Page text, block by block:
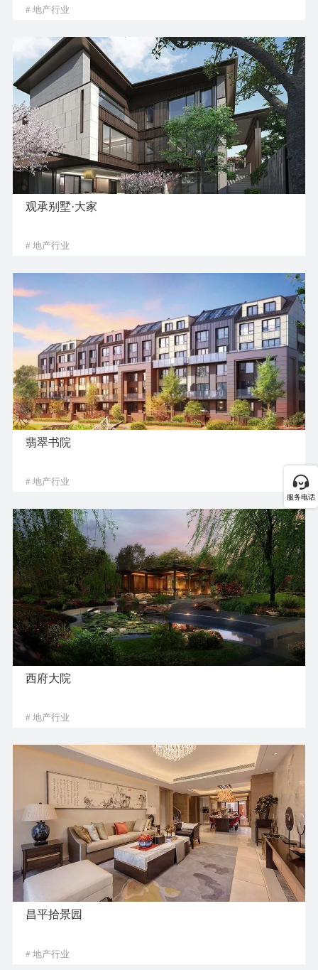
# 地产行业
观承别墅·大家
# 地产行业
翡翠书院
# 地产行业
西府大院
# 地产行业
昌平拾景园
# 地产行业
服务电话